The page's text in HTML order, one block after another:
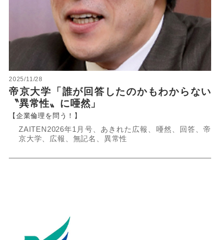
2025/11/28
帝京大学「誰が回答したのかもわからない
〝異常性〟に唖然」
【企業倫理を問う！】
ZAITEN2026年1月号、あきれた広報、唖然、回答、帝
京大学、広報、無記名、異常性